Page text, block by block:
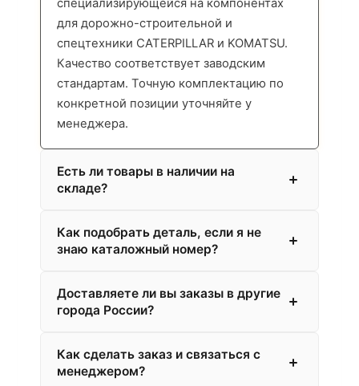
специализирующейся на компонентах
для дорожно-строительной и
спецтехники CATERPILLAR и KOMATSU.
Качество соответствует заводским
стандартам. Точную комплектацию по
конкретной позиции уточняйте у
менеджера.
Есть ли товары в наличии на
складе?
Как подобрать деталь, если я не
знаю каталожный номер?
Доставляете ли вы заказы в другие
города России?
Как сделать заказ и связаться с
менеджером?